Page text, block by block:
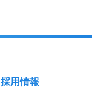
採用情報